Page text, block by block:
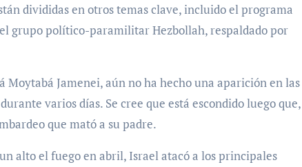
divididas en otros temas clave, incluido el programa
grupo político-paramilitar Hezbollah, respaldado por
Jamenei, aún no ha hecho una aparición en las
varios días. Se cree que está escondido luego que,
que mató a su padre.
alto el fuego en abril, Israel atacó a los principales